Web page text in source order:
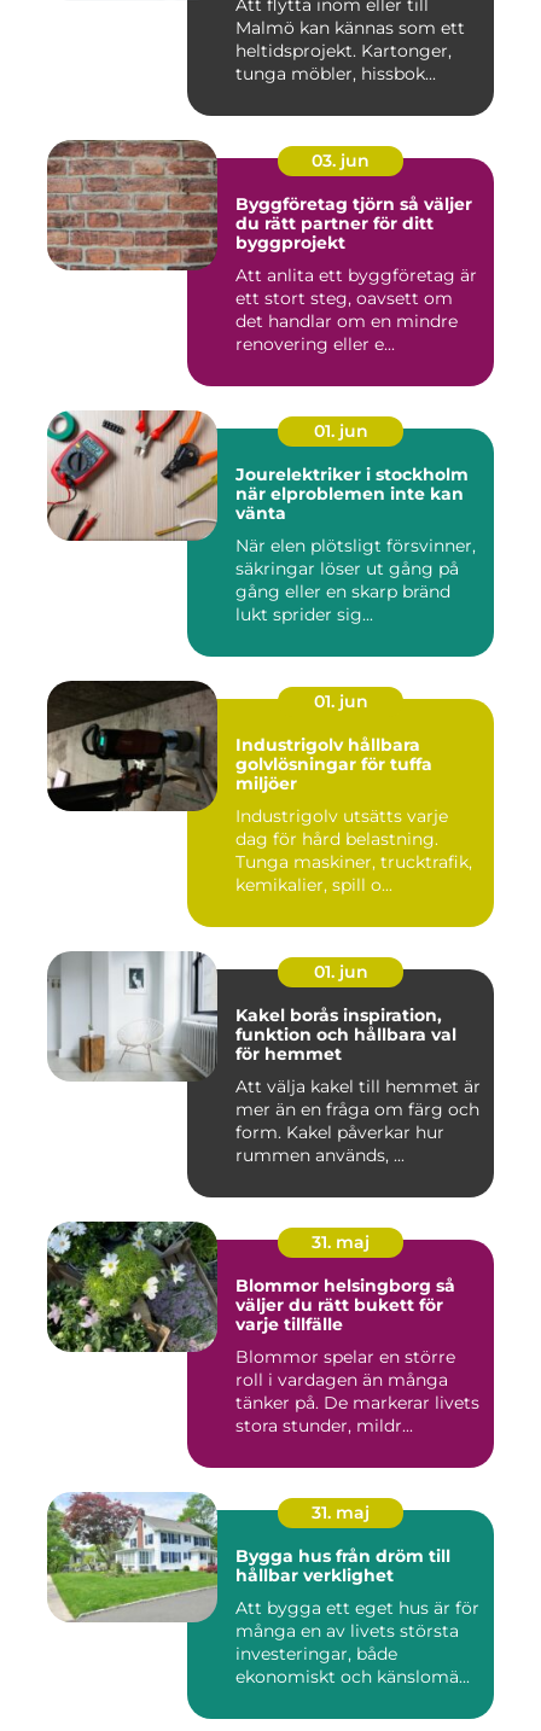
Att flytta inom eller till
Malmö kan kännas som ett
heltidsprojekt. Kartonger,
tunga möbler, hissbok...
03. jun
Byggföretag tjörn så väljer
du rätt partner för ditt
byggprojekt
Att anlita ett byggföretag är
ett stort steg, oavsett om
det handlar om en mindre
renovering eller e...
01. jun
Jourelektriker i stockholm
när elproblemen inte kan
vänta
När elen plötsligt försvinner,
säkringar löser ut gång på
gång eller en skarp bränd
lukt sprider sig...
01. jun
Industrigolv hållbara
golvlösningar för tuffa
miljöer
Industrigolv utsätts varje
dag för hård belastning.
Tunga maskiner, trucktrafik,
kemikalier, spill o...
01. jun
Kakel borås inspiration,
funktion och hållbara val
för hemmet
Att välja kakel till hemmet är
mer än en fråga om färg och
form. Kakel påverkar hur
rummen används, ...
31. maj
Blommor helsingborg så
väljer du rätt bukett för
varje tillfälle
Blommor spelar en större
roll i vardagen än många
tänker på. De markerar livets
stora stunder, mildr...
31. maj
Bygga hus från dröm till
hållbar verklighet
Att bygga ett eget hus är för
många en av livets största
investeringar, både
ekonomiskt och känslomä...